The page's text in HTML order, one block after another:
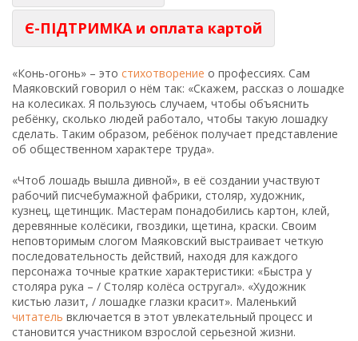
Є-ПІДТРИМКА и оплата картой
«Конь-огонь» – это стихотворение о профессиях. Сам
Маяковский говорил о нём так: «Скажем, рассказ о лошадке
на колесиках. Я пользуюсь случаем, чтобы объяснить
ребёнку, сколько людей работало, чтобы такую лошадку
сделать. Таким образом, ребёнок получает представление
об общественном характере труда».
«Чтоб лошадь вышла дивной», в её создании участвуют
рабочий писчебумажной фабрики, столяр, художник,
кузнец, щетинщик. Мастерам понадобились картон, клей,
деревянные колёсики, гвоздики, щетина, краски. Своим
неповторимым слогом Маяковский выстраивает четкую
последовательность действий, находя для каждого
персонажа точные краткие характеристики: «Быстра у
столяра рука – / Столяр колёса остругал». «Художник
кистью лазит, / лошадке глазки красит». Маленький
читатель включается в этот увлекательный процесс и
становится участником взрослой серьезной жизни.